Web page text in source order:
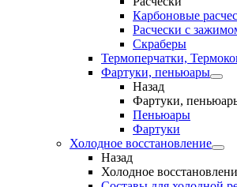
Карбоновые
Расчески с
Скраберы
Термоперчатки,
Фартуки, пеньюары
Назад
Фартуки,
Пеньюары
Фартуки
Холодное восстановление
Назад
Холодное